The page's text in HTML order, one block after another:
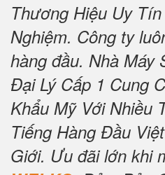
Thương Hiệu Uy
Nghiệm. Công ty
hàng đầu. Nhà Máy
Đại Lý Cấp 1 Cung
Khẩu Mỹ Với Nhiều
Tiếng Hàng Đầu
Giới. Ưu đãi lớn khi